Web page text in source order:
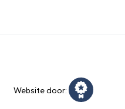
Website door: